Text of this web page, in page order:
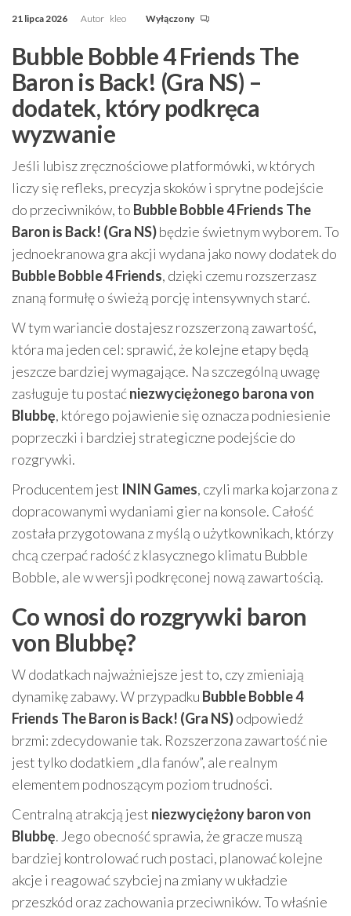
21 lipca 2026 Autor kleo Wyłączony
Bubble Bobble 4 Friends The
Baron is Back! (Gra NS) –
dodatek, który podkręca
wyzwanie
Jeśli lubisz zręcznościowe platformówki, w których
liczy się refleks, precyzja skoków i sprytne podejście
do przeciwników, to Bubble Bobble 4 Friends The
Baron is Back! (Gra NS)będzie świetnym wyborem. To
jednoekranowa gra akcji wydana jako nowy dodatek do
Bubble Bobble 4 Friends, dzięki czemu rozszerzasz
znaną formułę o świeżą porcję intensywnych starć.
W tym wariancie dostajesz rozszerzoną zawartość,
która ma jeden cel: sprawić, że kolejne etapy będą
jeszcze bardziej wymagające. Na szczególną uwagę
zasługuje tu postaćniezwyciężonego barona von
Blubbę, którego pojawienie się oznacza podniesienie
poprzeczki i bardziej strategiczne podejście do
rozgrywki.
Producentem jest ININ Games, czyli marka kojarzona z
dopracowanymi wydaniami gier na konsole. Całość
została przygotowana z myślą o użytkownikach, którzy
chcą czerpać radość z klasycznego klimatu Bubble
Bobble, ale w wersji podkręconej nową zawartością.
Co wnosi do rozgrywki baron
von Blubbę?
W dodatkach najważniejsze jest to, czy zmieniają
dynamikę zabawy. W przypadku Bubble Bobble 4
Friends The Baron is Back! (Gra NS)odpowiedź
brzmi: zdecydowanie tak. Rozszerzona zawartość nie
jest tylko dodatkiem „dla fanów”, ale realnym
elementem podnoszącym poziom trudności.
Centralną atrakcją jest niezwyciężony baron von
Blubbę. Jego obecność sprawia, że gracze muszą
bardziej kontrolować ruch postaci, planować kolejne
akcje i reagować szybciej na zmiany w układzie
przeszkód oraz zachowania przeciwników. To właśnie